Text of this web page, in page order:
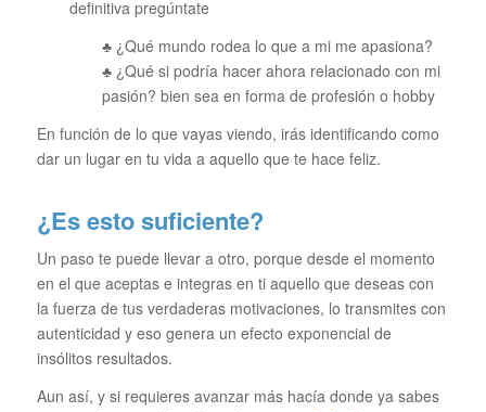
definitiva pregúntate
♣ ¿Qué mundo rodea lo que a mi me apasiona?
♣ ¿Qué si podría hacer ahora relacionado con mi
pasión? bien sea en forma de profesión o hobby
En función de lo que vayas viendo, irás identificando como
dar un lugar en tu vida a aquello que te hace feliz.
¿Es esto suficiente?
Un paso te puede llevar a otro, porque desde el momento
en el que aceptas e integras en ti aquello que deseas con
la fuerza de tus verdaderas motivaciones, lo transmites con
autenticidad y eso genera un efecto exponencial de
insólitos resultados.
Aun así, y si requieres avanzar más hacía donde ya sabes